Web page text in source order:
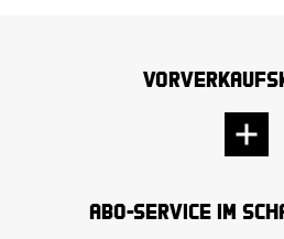
Abo-Service im